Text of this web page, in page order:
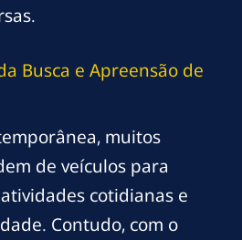
Busca e Apreensão de
muitos
de veículos para
cotidianas e
Contudo, com o